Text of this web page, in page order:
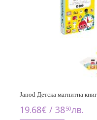
Janod Детска магнитна
19.68€ / 3850лв.